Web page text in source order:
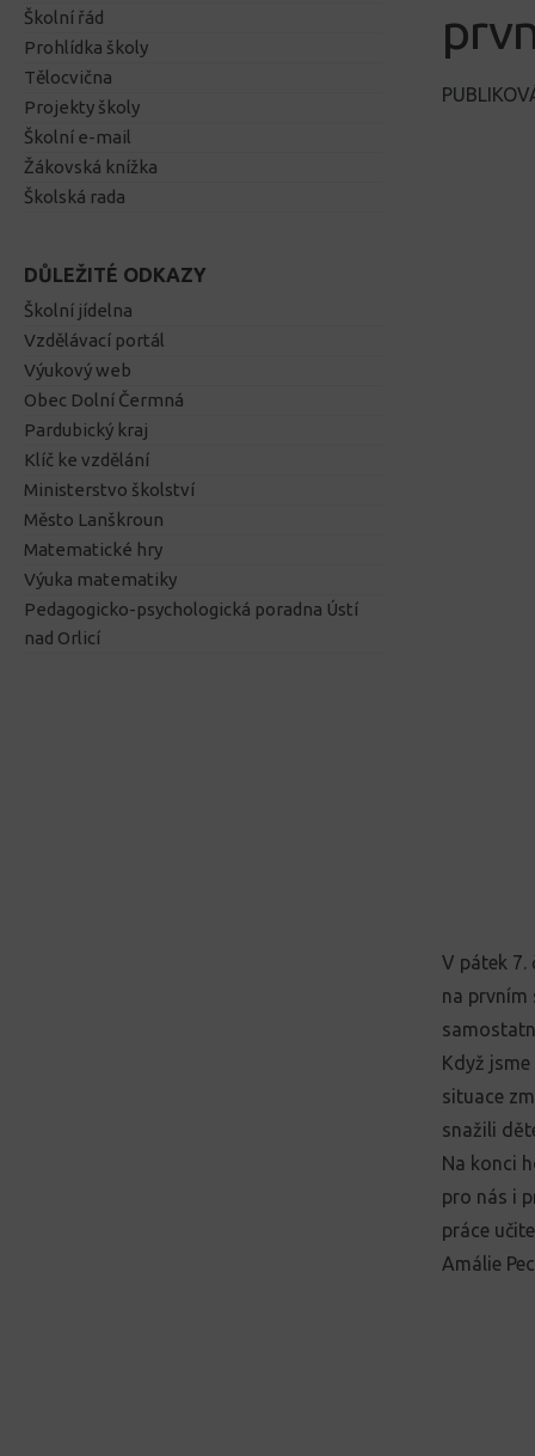
V pátek 7.
na prvním
Když
situace
snažili
Na konci
pro nás i
práce
Amálie
Školní řád
Prohlídka školy
Tělocvična
Projekty školy
Školní e-mail
Žákovská knížka
Školská rada
DŮLEŽITÉ ODKAZY
Školní jídelna
Vzdělávací portál
Výukový web
Obec Dolní Čermná
Pardubický kraj
Klíč ke vzdělání
Ministerstvo školství
Město Lanškroun
Matematické hry
Výuka matematiky
Pedagogicko-psychologická poradna Ústí
nad Orlicí